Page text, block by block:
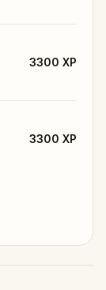
3300 XP
3300 XP